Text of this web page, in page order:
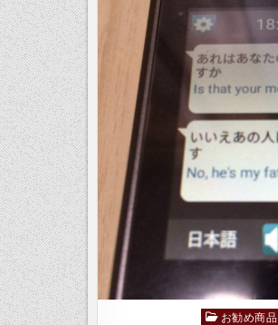
Postedお勧め商品